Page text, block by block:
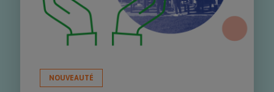
NOUVEAUTÉ